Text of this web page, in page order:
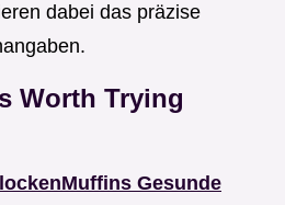
dabei das präzise
Worth Trying
Gesunde